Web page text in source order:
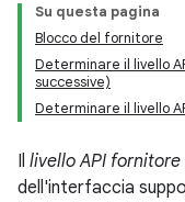
Su questa pagina
Blocco del fornitore
Determinare il livello
successive)
Determinare il livello
Il livello API fornitore
dell'interfaccia